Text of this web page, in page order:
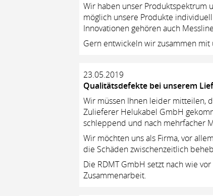
Wir haben unser Produktspektrum
möglich unsere Produkte
Innovationen gehören auch
Gern entwickeln wir zusammen
23.05.2019
Qualitätsdefekte bei unserem
Wir müssen Ihnen leider mitteilen,
Zulieferer Helukabel GmbH
schleppend und nach mehrfacher
Wir möchten uns als Firma, vor
die Schäden zwischenzeitlich
Die RDMT GmbH setzt nach wie
Zusammenarbeit.